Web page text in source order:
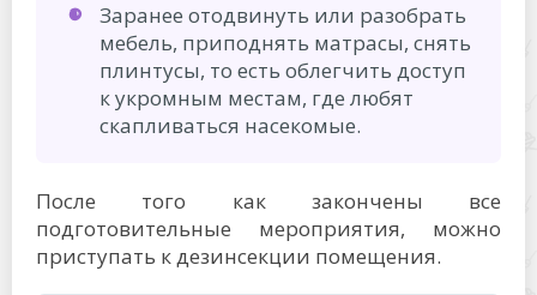
Заранее отодвинуть или разобрать
мебель, приподнять матрасы, снять
плинтусы, то есть облегчить доступ
к укромным местам, где любят
скапливаться насекомые.
После того как закончены все
подготовительные мероприятия, можно
приступать к дезинсекции помещения.